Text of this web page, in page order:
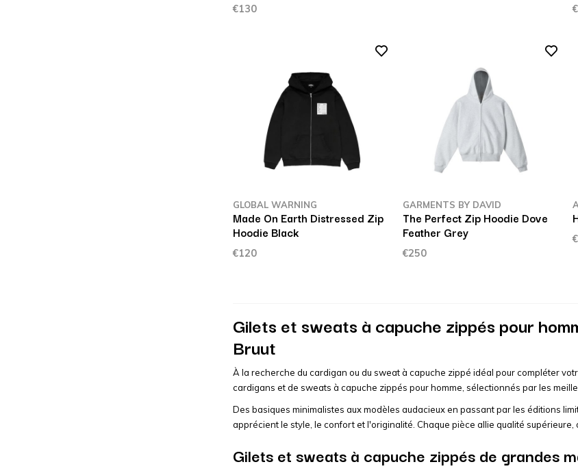
€130
GLOBAL WARNING
Made On Earth Distressed Zip
Hoodie Black
€120
GARMENTS BY DAVID
The Perfect Zip Hoodie Dove
Feather Grey
€250
Gilets et sweats à capuche zippés pour
Bruut
À la recherche du cardigan ou du sweat à capuche zippé idéal pour compléter
cardigans et de sweats à capuche zippés pour homme, sélectionnés par les
Des basiques minimalistes aux modèles audacieux en passant par les éditions
apprécient le style, le confort et l'originalité. Chaque pièce allie qualité
Gilets et sweats à capuche zippés de grandes